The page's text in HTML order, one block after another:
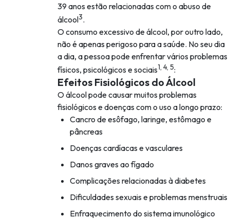
39 anos estão relacionadas com o abuso de
álcool3.
O consumo excessivo de álcool, por outro lado,
não é apenas perigoso para a saúde. No seu dia
a dia, a pessoa pode enfrentar vários problemas
físicos, psicológicos e sociais1, 4, 5:
Efeitos Fisiológicos do Álcool
O álcool pode causar muitos problemas
fisiológicos e doenças com o uso a longo prazo:
Cancro de esôfago, laringe, estômago e
pâncreas
Doenças cardíacas e vasculares
Danos graves ao fígado
Complicações relacionadas à diabetes
Dificuldades sexuais e problemas menstruais
Enfraquecimento do sistema imunológico